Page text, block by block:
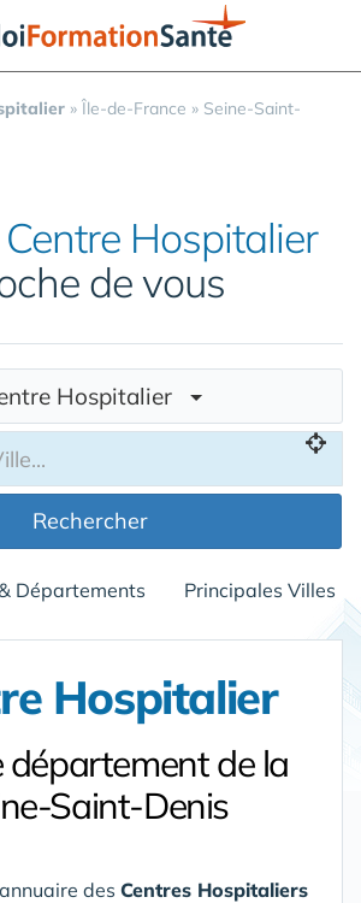
» Île-de-France » Seine-Saint-
Centre Hospitalier
de vous
Hospitalier
Rechercher
Départements Principales Villes
Hospitalier
département de la
Saint-Denis
des Centres Hospitaliers